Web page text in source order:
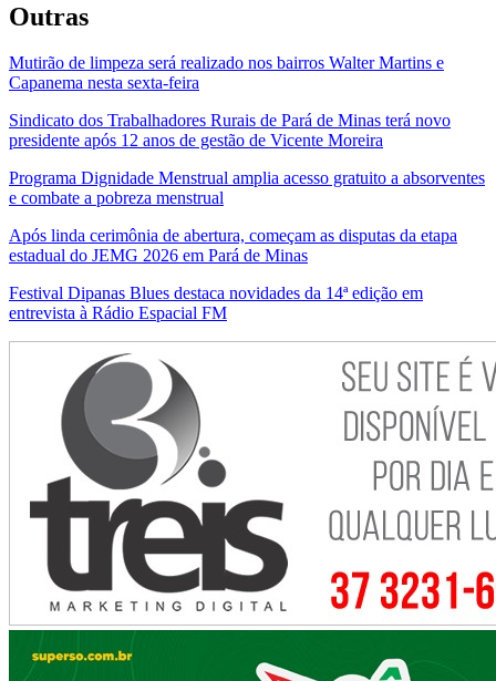
Outras
Mutirão de limpeza será realizado nos bairros Walter Martins e
Capanema nesta sexta-feira
Sindicato dos Trabalhadores Rurais de Pará de Minas terá novo
presidente após 12 anos de gestão de Vicente Moreira
Programa Dignidade Menstrual amplia acesso gratuito a absorventes
e combate a pobreza menstrual
Após linda cerimônia de abertura, começam as disputas da etapa
estadual do JEMG 2026 em Pará de Minas
Festival Dipanas Blues destaca novidades da 14ª edição em
entrevista à Rádio Espacial FM